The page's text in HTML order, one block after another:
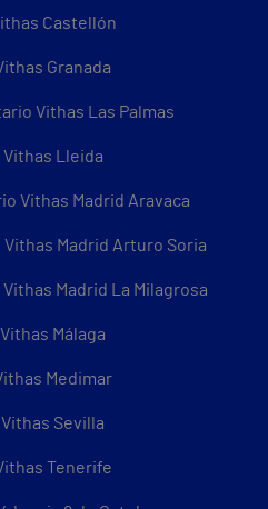
Castellón
Granada
Vithas Las Palmas
Vithas Lleida
Vithas Madrid Aravaca
Madrid Arturo Soria
Madrid La Milagrosa
Málaga
Medimar
Sevilla
Tenerife